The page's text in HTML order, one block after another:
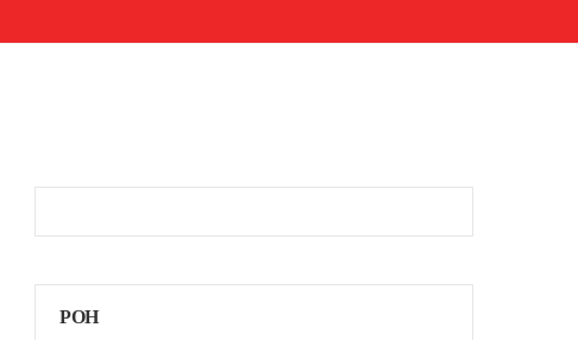
ΡΟΗ